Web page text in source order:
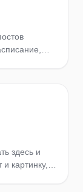
здесь и
картинку,